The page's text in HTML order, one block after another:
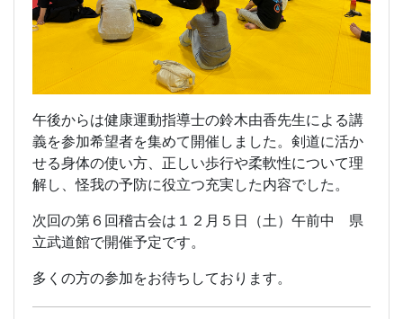
午後からは健康運動指導士の鈴木由香先生による講
義を参加希望者を集めて開催しました。剣道に活か
せる身体の使い方、正しい歩行や柔軟性について理
解し、怪我の予防に役立つ充実した内容でした。
次回の第６回稽古会は１２月５日（土）午前中 県
立武道館で開催予定です。
多くの方の参加をお待ちしております。